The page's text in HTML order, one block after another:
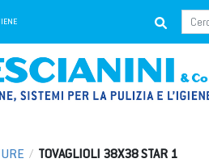
/ TOVAGLIOLI 38X38 STAR 1